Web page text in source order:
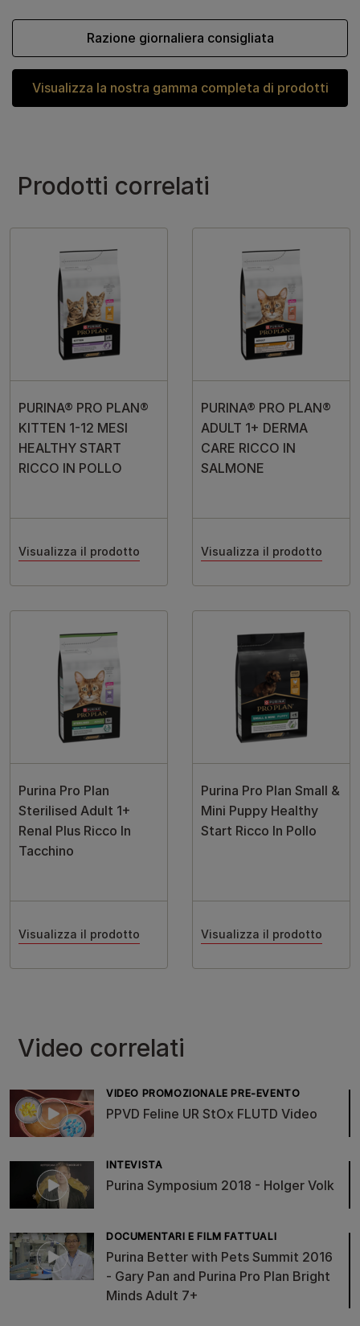
Visualizza la nostra gamma completa di prodotti
Razione giornaliera consigliata
Prodotti correlati
PURINA® PRO PLAN®
KITTEN 1-12 MESI
HEALTHY START
RICCO IN POLLO
Visualizza il prodotto
PURINA® PRO PLAN®
ADULT 1+ DERMA
CARE RICCO IN
SALMONE
Visualizza il prodotto
Purina Pro Plan
Sterilised Adult 1+
Renal Plus Ricco In
Tacchino
Visualizza il prodotto
Purina Pro Plan Small &
Mini Puppy Healthy
Start Ricco In Pollo
Visualizza il prodotto
Video correlati
VIDEO PROMOZIONALE PRE-EVENTO
PPVD Feline UR StOx FLUTD Video
INTEVISTA
Purina Symposium 2018 - Holger Volk
DOCUMENTARI E FILM FATTUALI
Purina Better with Pets Summit 2016
- Gary Pan and Purina Pro Plan Bright
Minds Adult 7+